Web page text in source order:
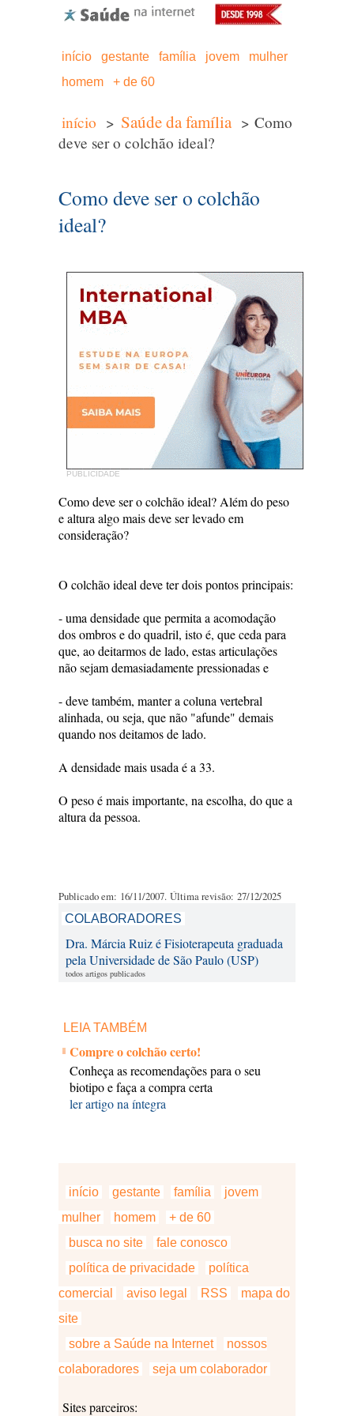
início gestante família jovem
mulher
homem
+ de 60
início > Saúde da família > Como
deve ser o colchão ideal?
Como deve ser o colchão
ideal?
PUBLICIDADE
Como deve ser o colchão ideal? Além do peso
e altura algo mais deve ser levado em
consideração?
O colchão ideal deve ter dois pontos principais:
- uma densidade que permita a acomodação
dos ombros e do quadril, isto é, que ceda para
que, ao deitarmos de lado, estas articulações
não sejam demasiadamente pressionadas e
- deve também, manter a coluna vertebral
alinhada, ou seja, que não "afunde" demais
quando nos deitamos de lado.
A densidade mais usada é a 33.
O peso é mais importante, na escolha, do que a
altura da pessoa.
Publicado em: 16/11/2007. Última revisão: 27/12/2025
COLABORADORES
Dra. Márcia Ruiz é Fisioterapeuta graduada
pela Universidade de São Paulo (USP)
todos artigos publicados
LEIA TAMBÉM
Compre o colchão certo!
Conheça as recomendações para o seu
biotipo e faça a compra certa
ler artigo na íntegra
início gestante família
jovem
mulher
homem
+ de 60
busca no site
fale conosco
política de privacidade
política
comercial
aviso legal RSS
mapa do
site
sobre a Saúde na Internet
nossos
colaboradores
seja um colaborador
Sites parceiros: